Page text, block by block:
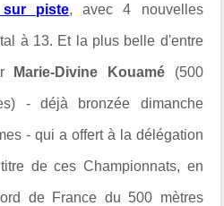
piste, avec 4 nouvelles
à 13. Et la plus belle d'entre
Marie-Divine Kouamé(500
- déjà bronzée dimanche
- qui a offert à la délégation
de ces Championnats, en
de France du 500 mètres